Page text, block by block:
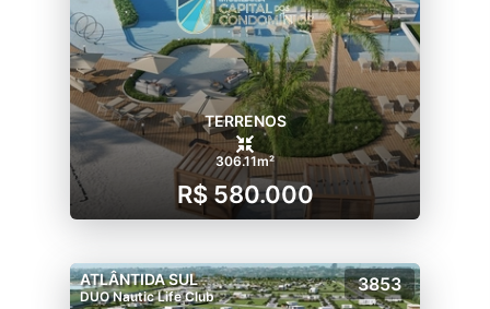
TERRENOS
306.11m²
R$ 580.000
ATLÂNTIDA SUL
DUO Nautic Life Club
3853